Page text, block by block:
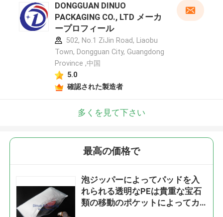
DONGGUAN DINUO
PACKAGING CO., LTD メーカ
ープロフィール
502, No.1 ZiJin Road, Liaobu
Town, Dongguan City, Guangdong
Province ,中国
5.0
確認された製造者
多くを見て下さい
最高の価格で
泡ジッパーによってパッドを入
れられる透明なPEは貴重な宝石
類の移動のポケットによってカ